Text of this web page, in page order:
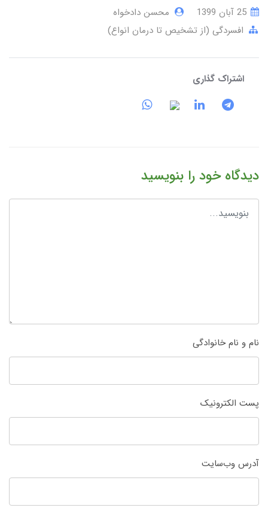
محسن دادخواه
افسردگی (از تشخیص تا درمان انواع)
اشتراک گذاری
دیدگاه خود را بنویسید
نام و نام خانوادگی
پست الکترونیک
آدرس وب‌سایت